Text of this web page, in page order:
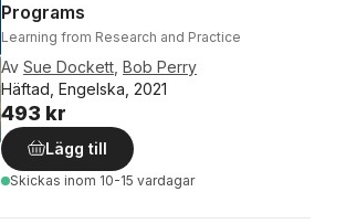
Programs
Learning from Research and Practice
Av Sue Dockett Bob Perry
Häftad, Engelska, 2021
493 kr
Lägg till
Skickas inom 10-15 vardagar